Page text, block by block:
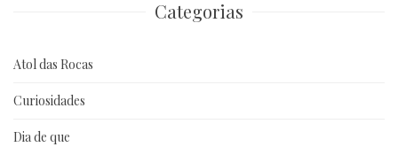
Categorias
Atol das Rocas
Curiosidades
Dia de que